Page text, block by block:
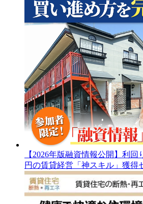
【2026年版融資情報公開】利回
円の賃貸経営「神スキル」獲得